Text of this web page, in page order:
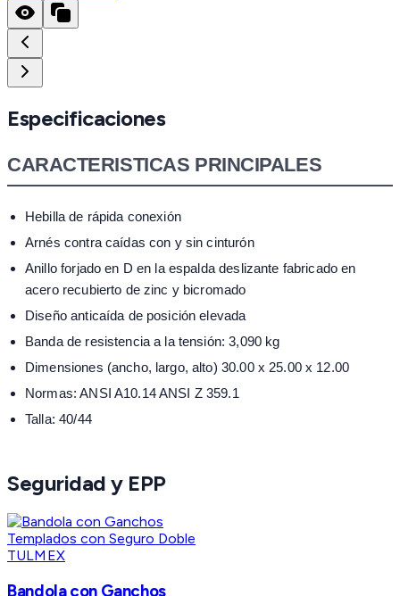
Especificaciones
CARACTERISTICAS PRINCIPALES
Hebilla de rápida conexión
Arnés contra caídas con y sin cinturón
Anillo forjado en D en la espalda deslizante fabricado en
acero recubierto de zinc y bicromado
Diseño anticaída de posición elevada
Banda de resistencia a la tensión: 3,090 kg
Dimensiones (ancho, largo, alto) 30.00 x 25.00 x 12.00
Normas: ANSI A10.14 ANSI Z 359.1
Talla: 40/44
Seguridad y EPP
TULMEX
Bandola con Ganchos